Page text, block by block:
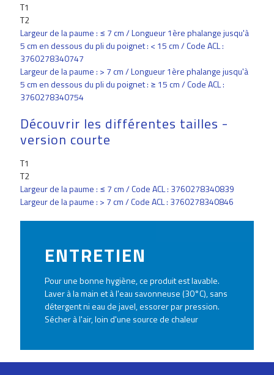
T1
T2
Largeur de la paume : ≤ 7 cm / Longueur 1ère phalange jusqu'à
5 cm en dessous du pli du poignet : < 15 cm / Code ACL :
3760278340747
Largeur de la paume : > 7 cm / Longueur 1ère phalange jusqu'à
5 cm en dessous du pli du poignet : ≥ 15 cm / Code ACL :
3760278340754
Découvrir les différentes tailles -
version courte
T1
T2
Largeur de la paume : ≤ 7 cm / Code ACL : 3760278340839
Largeur de la paume : > 7 cm / Code ACL : 3760278340846
ENTRETIEN
Pour une bonne hygiène, ce produit est lavable.
Laver à la main et à l'eau savonneuse (30°C), sans
détergent ni eau de javel, essorer par pression.
Sécher à l'air, loin d'une source de chaleur